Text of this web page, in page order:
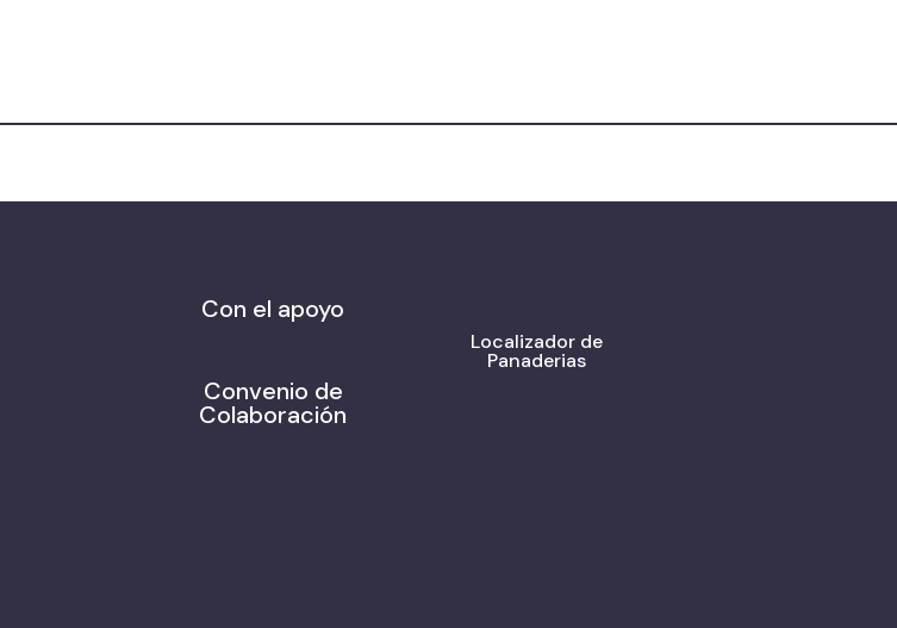
Con el apoyo
Convenio de
Colaboración
Localizador de
Panaderias